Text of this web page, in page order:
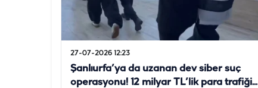
27-07-2026 12:23
Şanlıurfa’ya da uzanan dev siber suç
operasyonu! 12 milyar TL’lik para trafiği...